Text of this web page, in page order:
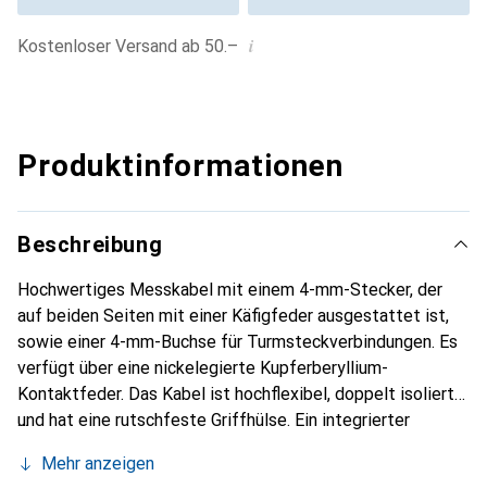
Kostenloser Versand ab 50.– i
Produktinformationen
Beschreibung
Hochwertiges Messkabel mit einem 4-mm-Stecker, der
auf beiden Seiten mit einer Käfigfeder ausgestattet ist,
sowie einer 4-mm-Buchse für Turmsteckverbindungen. Es
verfügt über eine nickelegierte Kupferberyllium-
Kontaktfeder. Das Kabel ist hochflexibel, doppelt isoliert
und hat eine rutschfeste Griffhülse. Ein integrierter
Mehr anzeigen